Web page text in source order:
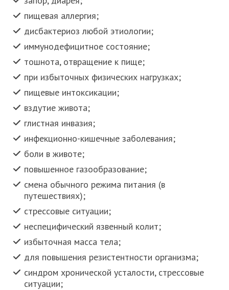
пищевая аллергия;
дисбактериоз любой этиологии;
иммунодефицитное состояние;
тошнота, отвращение к пище;
при избыточных физических нагрузках;
пищевые интоксикации;
вздутие живота;
глистная инвазия;
инфекционно-кишечные заболевания;
боли в животе;
повышенное газообразование;
смена обычного режима питания (в
путешествиях);
стрессовые ситуации;
неспецифический язвенный колит;
избыточная масса тела;
для повышения резистентности организма;
синдром хронической усталости, стрессовые
ситуации;